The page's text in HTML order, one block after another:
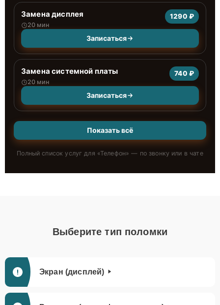
Замена дисплея
20 мин
1290 ₽
Записаться
Замена системной платы
20 мин
740 ₽
Записаться
Показать всё
Полный список услуг для «Телефон» — по звонку или в чате
Выберите тип поломки
Экран (дисплей)